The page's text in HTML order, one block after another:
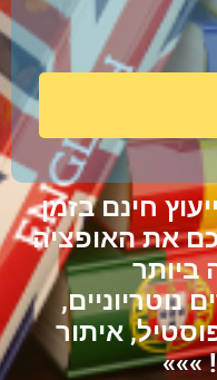
חינם בזמן
את האופציה
ביותר
נוטריוניים,
איתור
»»»